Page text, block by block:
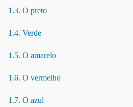
1.3. O preto
1.4. Verde
1.5. O amarelo
1.6. O vermelho
1.7. O azul